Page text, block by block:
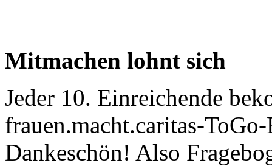
Mitmachen lohnt sich
Jeder 10. Einreichende
frauen.macht.caritas-
Dankeschön! Also